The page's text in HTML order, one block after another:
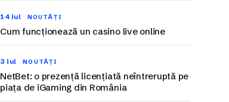
14 iul NOUTĂȚI
Cum funcționează un casino live online
3 iul NOUTĂȚI
NetBet: o prezență licențiată neîntreruptă pe
piața de iGaming din România